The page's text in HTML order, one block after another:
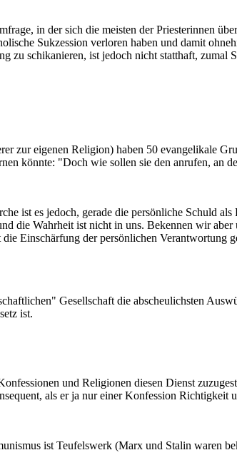
in der sich die meisten der Priesterinnen
Sukzession verloren haben und damit
zu schikanieren, ist jedoch nicht statthaft, zumal
zur eigenen Religion) haben 50 evangelikale
könnte: "Doch wie sollen sie den anrufen, an
ist es jedoch, gerade die persönliche Schuld als
die Wahrheit ist nicht in uns. Bekennen wir aber
Einschärfung der persönlichen Verantwortung
Gesellschaft die abscheulichsten
ist.
und Religionen diesen Dienst
als er ja nur einer Konfession Richtigkeit
ist Teufelswerk (Marx und Stalin waren